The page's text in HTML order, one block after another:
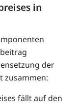
in
der
zusammen:
fällt auf den